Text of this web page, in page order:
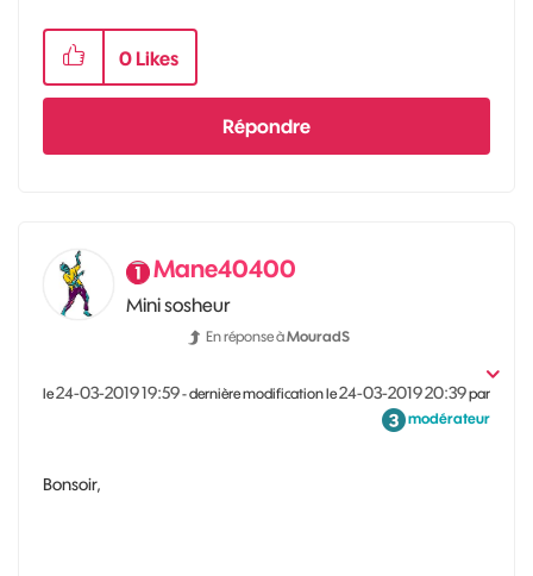
0 Likes
Répondre
Mane40400
Mini sosheur
En réponse àMouradS
le‎24-03-201919:59- dernière modification le‎24-03-201920:39par
modérateur
Bonsoir,